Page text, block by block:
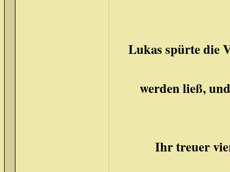
Lukas spürte die
werden ließ,
Ihr treuer